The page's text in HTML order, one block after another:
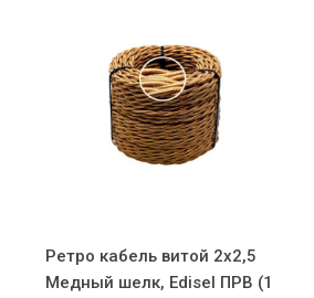
Ретро кабель витой 2x2,5
Медный шелк, Edisel ПРВ (1